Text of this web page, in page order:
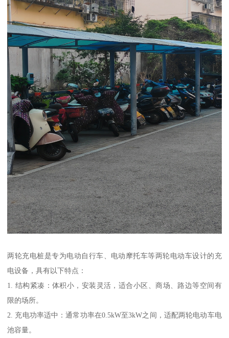
两轮充电桩是专为电动自行车、电动摩托车等两轮电动车设计的充
电设备，具有以下特点：
1. 结构紧凑：体积小，安装灵活，适合小区、商场、路边等空间有
限的场所。
2. 充电功率适中：通常功率在0.5kW至3kW之间，适配两轮电动车电
池容量。